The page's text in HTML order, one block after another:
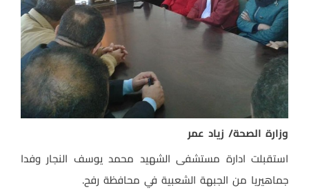
وزارة الصحة/ زياد عمر
استقبلت ادارة مستشفى الشهيد محمد يوسف النجار وفدا
جماهيريا من الجبهة الشعبية في محافظة رفح.